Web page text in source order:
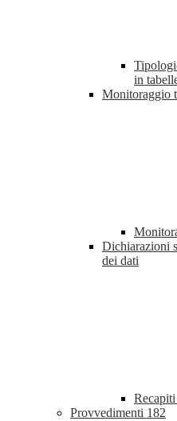
in
Monitoraggio
Dichiarazioni
dei dati
Provvedimenti 182